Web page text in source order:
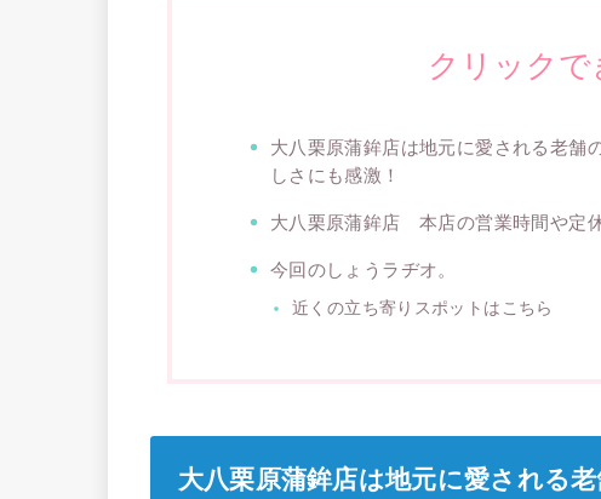
クリックで
大八栗原蒲鉾店は地元に愛される老舗
しさにも感激！
大八栗原蒲鉾店 本店の営業時間や定
今回のしょうラヂオ。
近くの立ち寄りスポットはこちら
大八栗原蒲鉾店は地元に愛される